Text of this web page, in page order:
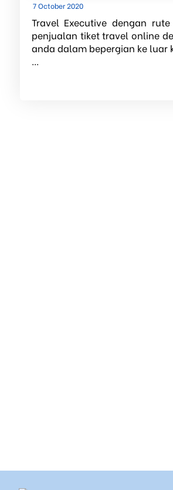
7 October 2020
Travel Executive dengan
penjualan tiket travel online
anda dalam bepergian ke luar
...